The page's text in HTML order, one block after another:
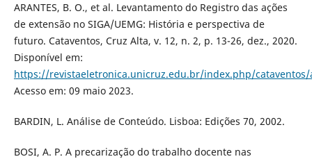
ARANTES, B. O., et al. Levantamento do Registro das ações
de extensão no SIGA/UEMG: História e perspectiva de
futuro. Cataventos, Cruz Alta, v. 12, n. 2, p. 13-26, dez., 2020.
Disponível em:
https://revistaeletronica.unicruz.edu.br/index.php/
Acesso em: 09 maio 2023.
BARDIN, L. Análise de Conteúdo. Lisboa: Edições 70, 2002.
BOSI, A. P. A precarização do trabalho docente nas